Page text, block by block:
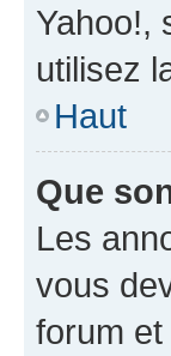
Yahoo!,
utilisez
Haut
Que
Les
vous
forum et